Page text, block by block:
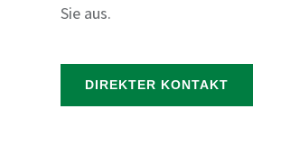
Sie aus.
DIREKTER KONTAKT